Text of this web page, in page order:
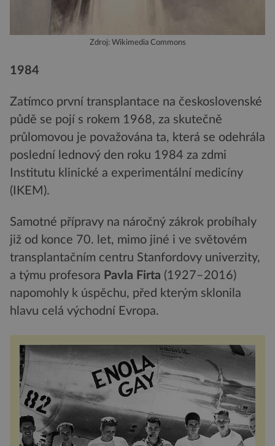
Zdroj: Wikimedia Commons
1984
Zatímco první transplantace na československé
půdě se pojí s rokem 1968, za skutečně
průlomovou je považována ta, která se odehrála
poslední lednový den roku 1984 za zdmi
Institutu klinické a experimentální medicíny
(IKEM).
Samotné přípravy na náročný zákrok probíhaly
již od konce 70. let, mimo jiné i ve světovém
transplantačním centru Stanfordovy univerzity,
a týmu profesora Pavla Firta (1927–2016)
napomohly k úspěchu, před kterým sklonila
hlavu celá východní Evropa.